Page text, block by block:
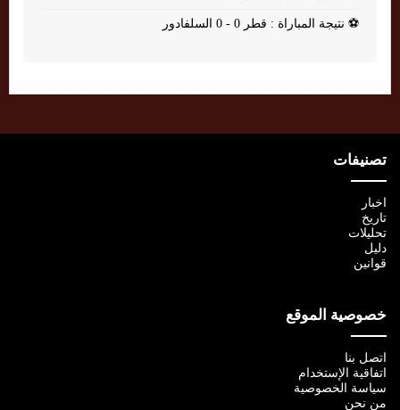
⚽ نتيجة المباراة : قطر 0 - 0 السلفادور
تصنيفات
اخبار
تاريخ
تحليلات
دليل
قوانين
خصوصية الموقع
اتصل بنا
اتفاقية الإستخدام
سياسة الخصوصية
من نحن